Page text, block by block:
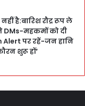
है:बारिश रौद्र रूप ले
DMs-महकमों को दी
Alert पर रहें-जन हानि
शुरू हों’